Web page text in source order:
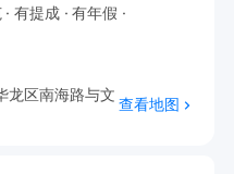
有提成
有年假
龙区南海路与文
查看地图